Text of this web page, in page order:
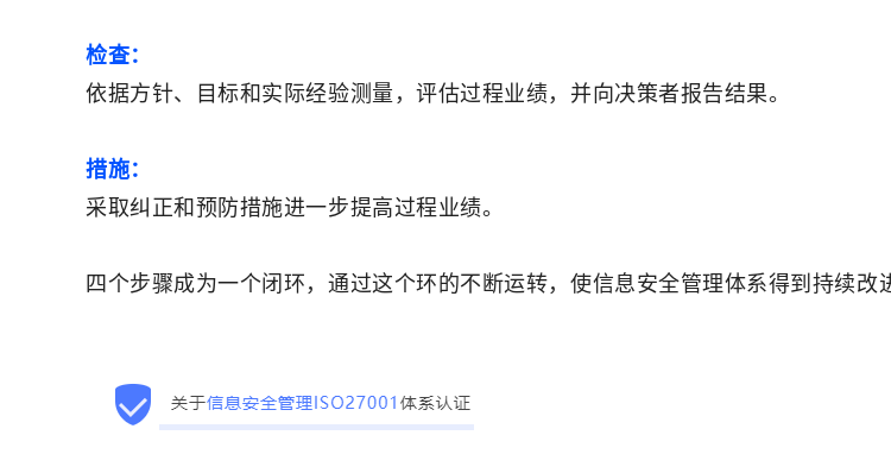
检查：
依据方针、目标和实际经验测量，评估过程业绩，并向决策者报告结果。
措施：
采取纠正和预防措施进一步提高过程业绩。
四个步骤成为一个闭环，通过这个环的不断运转，使信息安全管理体系得到持续改